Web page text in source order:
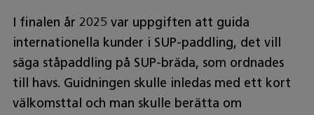
I finalen år 2025 var uppgiften att guida
internationella kunder i SUP-paddling, det vill
säga ståpaddling på SUP-bräda, som ordnades
till havs. Guidningen skulle inledas med ett kort
välkomsttal och man skulle berätta om